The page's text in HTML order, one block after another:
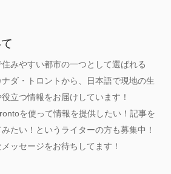
みやすい都市の一つとして選ばれる
ダ・トロントから、日本語で現地の生
立つ情報をお届けしています！
を使って情報を提供したい！記事を
たい！というライターの方も募集中！
ッセージをお待ちしてます！